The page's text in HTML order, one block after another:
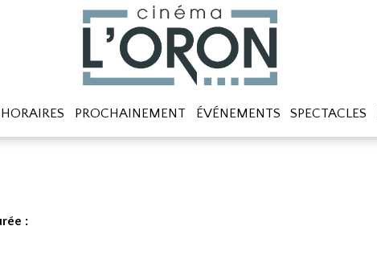
HORAIRES PROCHAINEMENT ÉVÉNEMENTS SPECTACLES
: